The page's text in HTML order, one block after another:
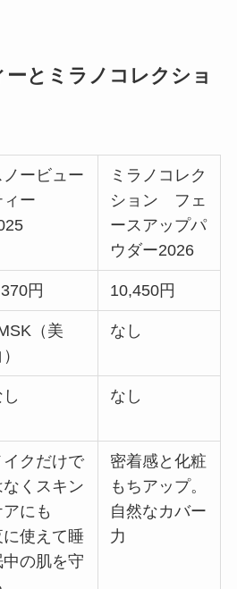
とミラノコレクショ
ノービュー
ィー
ミラノコレク
ション フェ
ースアップパ
ウダー2026
円 10,450円
（美
なし
なし
イクだけで
なくスキン
アにも
に使えて睡
中の肌を守
密着感と化粧
もちアップ。
自然なカバー
力